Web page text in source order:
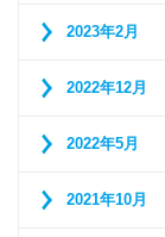
2023年2月
2022年12月
2022年5月
2021年10月